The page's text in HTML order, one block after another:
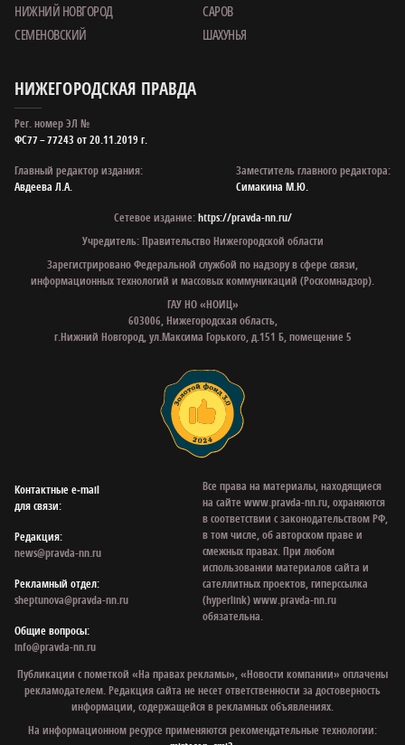
НИЖНИЙ НОВГОРОД
САРОВ
СЕМЕНОВСКИЙ
ШАХУНЬЯ
НИЖЕГОРОДСКАЯ ПРАВДА
Рег. номер ЭЛ №
ФС77 – 77243 от 20.11.2019 г.
Главный редактор издания:
Авдеева Л.А.
Заместитель главного редактора:
Симакина М.Ю.
Сетевое издание:https://pravda-nn.ru/
Учредитель: Правительство Нижегородской области
Зарегистрировано Федеральной службой по надзору в сфере связи,
информационных технологий и массовых коммуникаций (Роскомнадзор).
ГАУ НО «НОИЦ»
603006, Нижегородская область,
г.Нижний Новгород, ул.Максима Горького, д.151 Б, помещение 5
Контактные e‑mail
для связи:
Редакция:
news@pravda-nn.ru
Рекламный отдел:
sheptunova@pravda-nn.ru
Общие вопросы:
info@pravda-nn.ru
Все права на материалы, находящиеся
на сайте www.pravda-nn.ru, охраняются
в соответствии с законодательством РФ,
в том числе, об авторском праве и
смежных правах. При любом
использовании материалов сайта и
сателлитных проектов, гиперссылка
(hyperlink) www.pravda-nn.ru
обязательна.
Публикации с пометкой «На правах рекламы», «Новости компании» оплачены
рекламодателем. Редакция сайта не несет ответственности за достоверность
информации, содержащейся в рекламных объявлениях.
На информационном ресурсе применяются рекомендательные технологии: